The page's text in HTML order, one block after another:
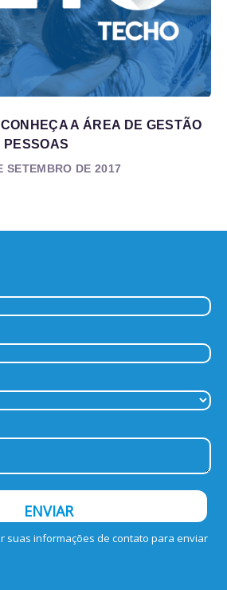
A ÁREA DE GESTÃO
PESSOAS
SETEMBRO DE 2017
ENVIAR
suas informações de contato para enviar